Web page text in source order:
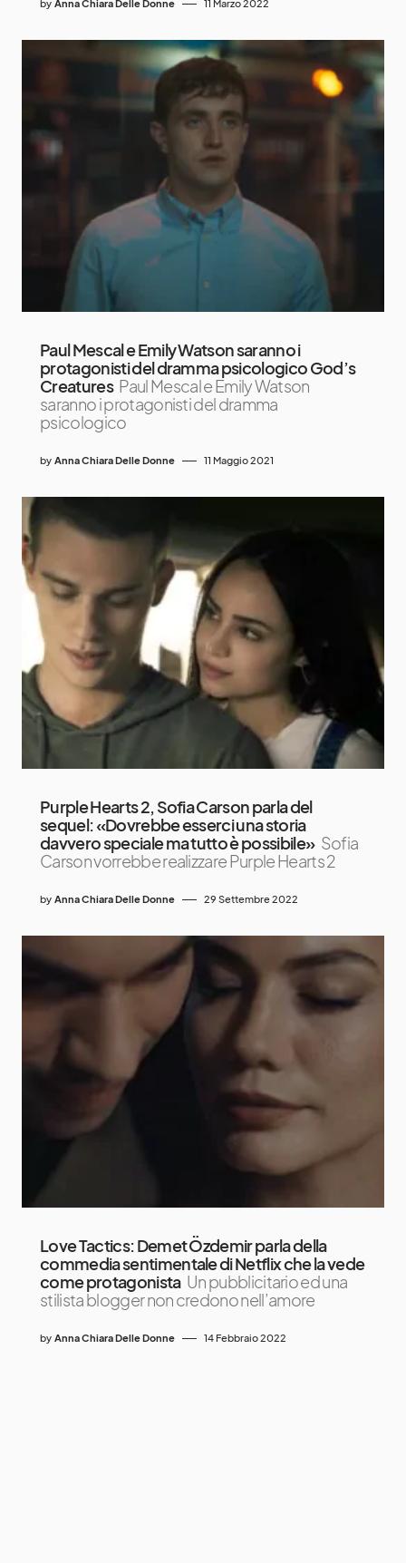
by Anna Chiara Delle Donne 11 Marzo 2022
Paul Mescal e Emily Watson saranno i
protagonisti del dramma psicologico God’s
Creatures Paul Mescal e Emily Watson
saranno i protagonisti del dramma
psicologico
by Anna Chiara Delle Donne 11 Maggio 2021
Purple Hearts 2, Sofia Carson parla del
sequel: «Dovrebbe esserci una storia
davvero speciale ma tutto è possibile» Sofia
Carson vorrebbe realizzare Purple Hearts 2
by Anna Chiara Delle Donne 29 Settembre 2022
Love Tactics: Demet Özdemir parla della
commedia sentimentale di Netflix che la vede
come protagonista Un pubblicitario ed una
stilista blogger non credono nell’amore
by Anna Chiara Delle Donne 14 Febbraio 2022